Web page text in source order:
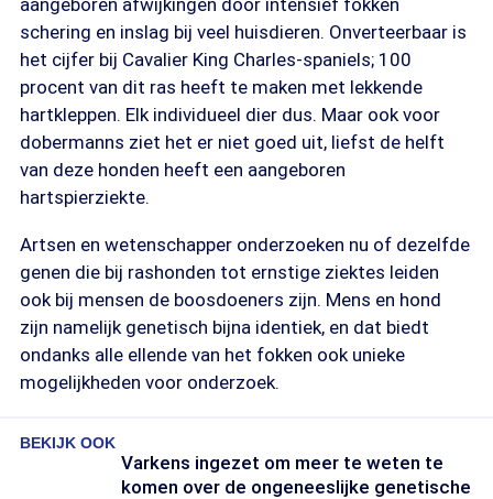
aangeboren afwijkingen door intensief fokken
schering en inslag bij veel huisdieren. Onverteerbaar is
het cijfer bij Cavalier King Charles-spaniels; 100
procent van dit ras heeft te maken met lekkende
hartkleppen. Elk individueel dier dus. Maar ook voor
dobermanns ziet het er niet goed uit, liefst de helft
van deze honden heeft een aangeboren
hartspierziekte.
Artsen en wetenschapper onderzoeken nu of dezelfde
genen die bij rashonden tot ernstige ziektes leiden
ook bij mensen de boosdoeners zijn. Mens en hond
zijn namelijk genetisch bijna identiek, en dat biedt
ondanks alle ellende van het fokken ook unieke
mogelijkheden voor onderzoek.
BEKIJK OOK
Varkens ingezet om meer te weten te
komen over de ongeneeslijke genetische